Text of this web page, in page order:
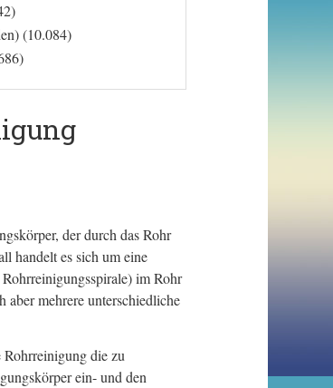
(10.084)
der durch das Rohr
handelt es sich um eine
im Rohr
mehrere unterschiedliche
die zu
ein- und den